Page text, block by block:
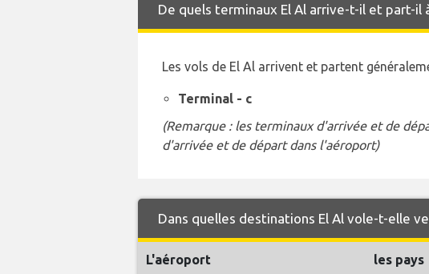
De quels terminaux El Al arrive-t-il et part-il
Les vols de El Al arrivent et partent
Terminal - c
(Remarque : les terminaux d'arrivée et de
d'arrivée et de départ dans l'aéroport)
Dans quelles destinations El Al vole-t-elle
L'aéroport les pays